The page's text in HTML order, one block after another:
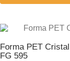
Forma PET
FG 595